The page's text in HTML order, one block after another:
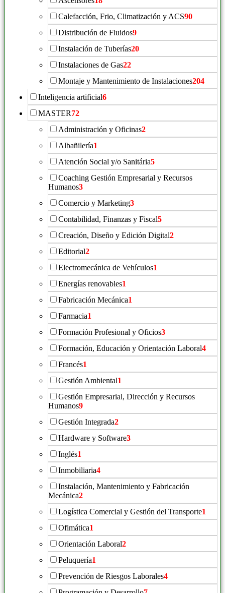
Calefacción, Frio, Climatización y ACS90
Distribución de Fluidos9
Instalación de Tuberías20
Instalaciones de Gas22
Montaje y Mantenimiento de Instalaciones204
Inteligencia artificial6
MASTER72
Administración y Oficinas2
Albañilería1
Atención Social y/o Sanitária5
Coaching Gestión Empresarial y Recursos
Humanos3
Comercio y Marketing3
Contabilidad, Finanzas y Fiscal5
Creación, Diseño y Edición Digital2
Editorial2
Electromecánica de Vehículos1
Energías renovables1
Fabricación Mecánica1
Farmacia1
Formación Profesional y Oficios3
Formación, Educación y Orientación Laboral4
Francés1
Gestión Ambiental1
Gestión Empresarial, Dirección y Recursos
Humanos9
Gestión Integrada2
Hardware y Software3
Inglés1
Inmobiliaria4
Instalación, Mantenimiento y Fabricación
Mecánica2
Logística Comercial y Gestión del Transporte1
Ofimática1
Orientación Laboral2
Peluquería1
Prevención de Riesgos Laborales4